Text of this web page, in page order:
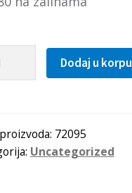
Dodaj u korpu
72095
Uncategorized